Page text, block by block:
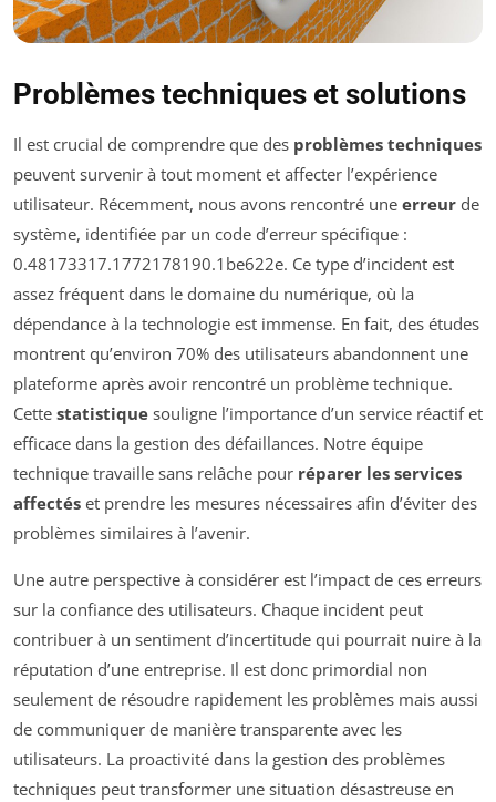
Problèmes techniques et solutions
Il est crucial de comprendre que des problèmes techniques
peuvent survenir à tout moment et affecter l’expérience
utilisateur. Récemment, nous avons rencontré une erreur de
système, identifiée par un code d’erreur spécifique :
0.48173317.1772178190.1be622e. Ce type d’incident est
assez fréquent dans le domaine du numérique, où la
dépendance à la technologie est immense. En fait, des études
montrent qu’environ 70% des utilisateurs abandonnent une
plateforme après avoir rencontré un problème technique.
Cette statistique souligne l’importance d’un service réactif et
efficace dans la gestion des défaillances. Notre équipe
technique travaille sans relâche pour réparer les services
affectés et prendre les mesures nécessaires afin d’éviter des
problèmes similaires à l’avenir.
Une autre perspective à considérer est l’impact de ces erreurs
sur la confiance des utilisateurs. Chaque incident peut
contribuer à un sentiment d’incertitude qui pourrait nuire à la
réputation d’une entreprise. Il est donc primordial non
seulement de résoudre rapidement les problèmes mais aussi
de communiquer de manière transparente avec les
utilisateurs. La proactivité dans la gestion des problèmes
techniques peut transformer une situation désastreuse en